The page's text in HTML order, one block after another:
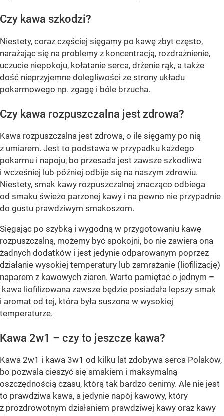
Czy kawa szkodzi?
Niestety, coraz częściej sięgamy po kawę zbyt często,
narażając się na problemy z koncentracją, rozdrażnienie,
uczucie niepokoju, kołatanie serca, drżenie rąk, a także
dość nieprzyjemne dolegliwości ze strony układu
pokarmowego np. zgagę i bóle brzucha.
Czy kawa rozpuszczalna jest zdrowa?
Kawa rozpuszczalna jest zdrowa, o ile sięgamy po nią
z umiarem. Jest to podstawa w przypadku każdego
pokarmu i napoju, bo przesada jest zawsze szkodliwa
i wcześniej lub później odbije się na naszym zdrowiu.
Niestety, smak kawy rozpuszczalnej znacząco odbiega
od smaku świeżo parzonej kawy i na pewno nie przypadnie
do gustu prawdziwym smakoszom.
Sięgając po szybką i wygodną w przygotowaniu kawę
rozpuszczalną, możemy być spokojni, bo nie zawiera ona
żadnych dodatków i jest jedynie odparowanym poprzez
działanie wysokiej temperatury lub zamrażanie (liofilizację)
naparem z kawowych ziaren. Warto pamiętać o jednym –
kawa liofilizowana zawsze będzie posiadała lepszy smak
i aromat od tej, która była suszona w wysokiej
temperaturze.
Kawa 2w1 – czy to jeszcze kawa?
Kawa 2w1 i kawa 3w1 od kilku lat zdobywa serca Polaków,
bo pozwala cieszyć się smakiem i maksymalną
oszczędnością czasu, którą tak bardzo cenimy. Ale nie jest
to prawdziwa kawa, a jedynie napój kawowy, który
z prozdrowotnym działaniem prawdziwej kawy oraz kawy